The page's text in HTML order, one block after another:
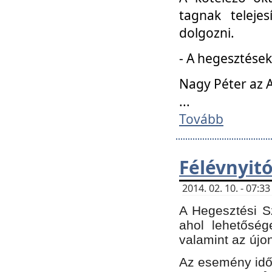
tagnak
dolgozni.
- A
Nagy Péter az
...
Tovább
2014. 02. 10. -
A Hegesztési
ahol
valamint az
Az esemény